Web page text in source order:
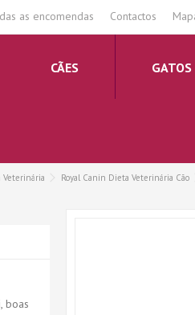
as encomendas Contactos
CÃES GATOS
Veterinária Royal Canin Dieta Veterinária Cão
boas